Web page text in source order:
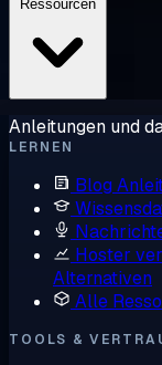
Anleitungen und
LERNEN
Blog
Hoster
Alternativen
Alle
TOOLS &